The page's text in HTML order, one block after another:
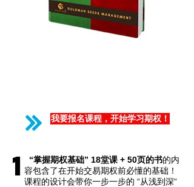
我要报名课程，开始学习期权！
1 “掌握期权基础” 18堂课 + 50页的书的内
容包含了在开始交易期权前必懂的基础！
课程的设计会带你一步一步的 “从浅到深“